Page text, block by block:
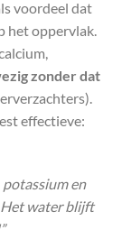
voordeel dat
het oppervlak.
zonder dat
effectieve:
potassium en
Het water blijft